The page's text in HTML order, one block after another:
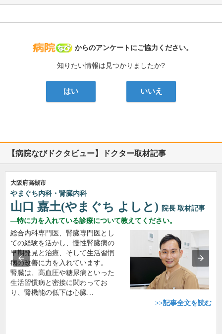
病院なび
からのアンケートにご協力ください。
知りたい情報は見つかりましたか?
はい いいえ
【病院なびドクタビュー】ドクター取材記事
大阪府高槻市
やまぐち内科・腎臓内科
山口 嘉土(やまぐち よしと) 院長 取材記事
特に力を入れている診療について教えてください。
総合内科専門医、腎臓専門医とし
ての経験を活かし、慢性腎臓病の
早期発見と治療、そして生活習慣
病の改善に力を入れています。
腎臓は、高血圧や糖尿病といった
生活習慣病と密接に関わってお
り、腎機能の低下は心臓…
>>記事全文を読む